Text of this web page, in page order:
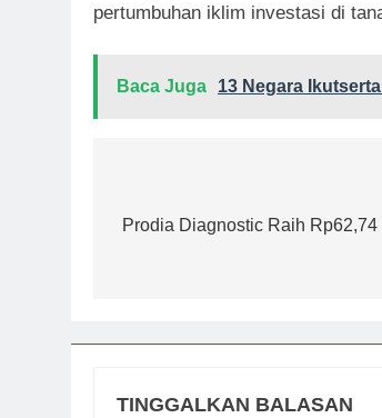
pertumbuhan iklim investasi di
Baca Juga 13 Negara
pos
Prodia Diagnostic Raih
TINGGALKAN BALASAN